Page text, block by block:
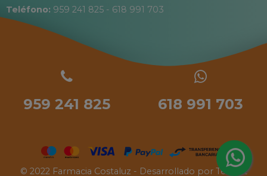
Teléfono: 959 241 825 - 618 991 703
959 241 825 618 991 703
© 2022 Farmacia Costaluz - Desarrollado por Tecinet